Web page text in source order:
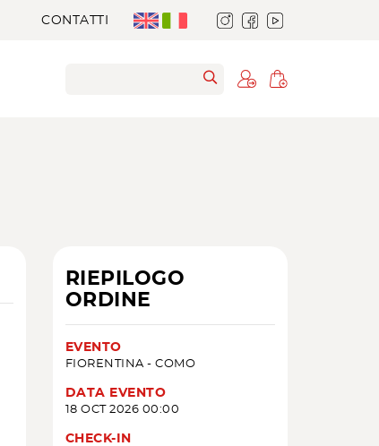
CONTATTI
RIEPILOGO
ORDINE
EVENTO
FIORENTINA - COMO
DATA EVENTO
18 OCT 2026 00:00
CHECK-IN